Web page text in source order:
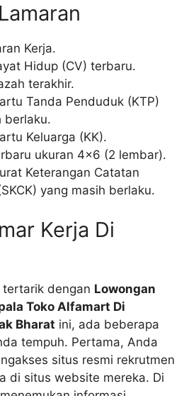
Kerja.
Hidup (CV) terbaru.
terakhir.
Tanda Penduduk (KTP)
berlaku.
Keluarga (KK).
ukuran 4×6 (2 lembar).
Keterangan Catatan
yang masih berlaku.
Kerja Di
dengan Lowongan
Toko Alfamart Di
Bharat ini, ada beberapa
tempuh. Pertama, Anda
situs resmi rekrutmen
di situs website mereka. Di